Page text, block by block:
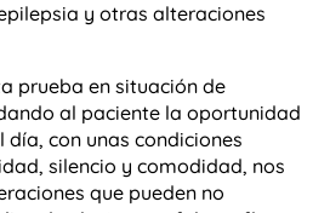
y otras alteraciones
prueba en situación de
al paciente la oportunidad
con unas condiciones
silencio y comodidad, nos
que pueden no